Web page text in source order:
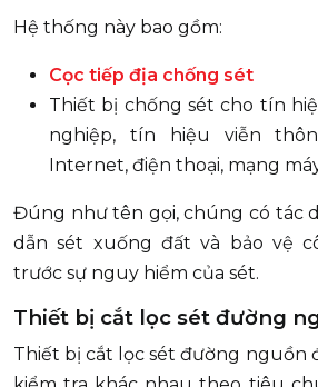
Hệ thống này bao gồm:
Cọc tiếp địa chống sét
Thiết bị chống sét cho tín
nghiệp, tín hiệu viễn
Internet, điện thoại, mạng
Đúng như tên gọi, chúng có tác
dẫn sét xuống đất và bảo vệ
trước sự nguy hiểm của sét.
Thiết bị cắt lọc sét đường
Thiết bị cắt lọc sét đường nguồn